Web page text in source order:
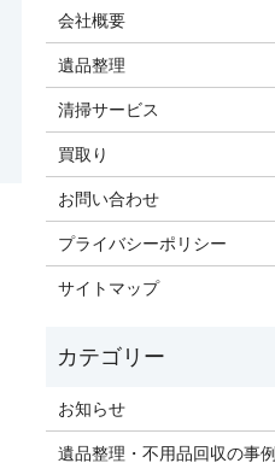
会社概要
遺品整理
清掃サービス
買取り
お問い合わせ
プライバシーポリシー
サイトマップ
お知らせ
遺品整理・不用品回収の事例